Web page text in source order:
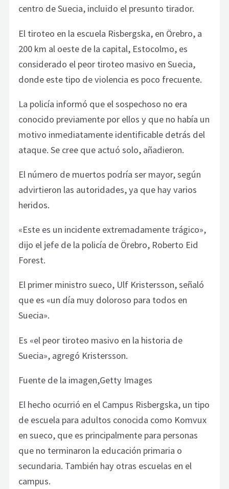
centro de Suecia, incluido el presunto tirador.
El tiroteo en la escuela Risbergska, en Örebro, a
200 km al oeste de la capital, Estocolmo, es
considerado el peor tiroteo masivo en Suecia,
donde este tipo de violencia es poco frecuente.
La policía informó que el sospechoso no era
conocido previamente por ellos y que no había un
motivo inmediatamente identificable detrás del
ataque. Se cree que actuó solo, añadieron.
El número de muertos podría ser mayor, según
advirtieron las autoridades, ya que hay varios
heridos.
«Este es un incidente extremadamente trágico»,
dijo el jefe de la policía de Örebro, Roberto Eid
Forest.
El primer ministro sueco, Ulf Kristersson, señaló
que es «un día muy doloroso para todos en
Suecia».
Es «el peor tiroteo masivo en la historia de
Suecia», agregó Kristersson.
Fuente de la imagen,Getty Images
El hecho ocurrió en el Campus Risbergska, un tipo
de escuela para adultos conocida como Komvux
en sueco, que es principalmente para personas
que no terminaron la educación primaria o
secundaria. También hay otras escuelas en el
campus.